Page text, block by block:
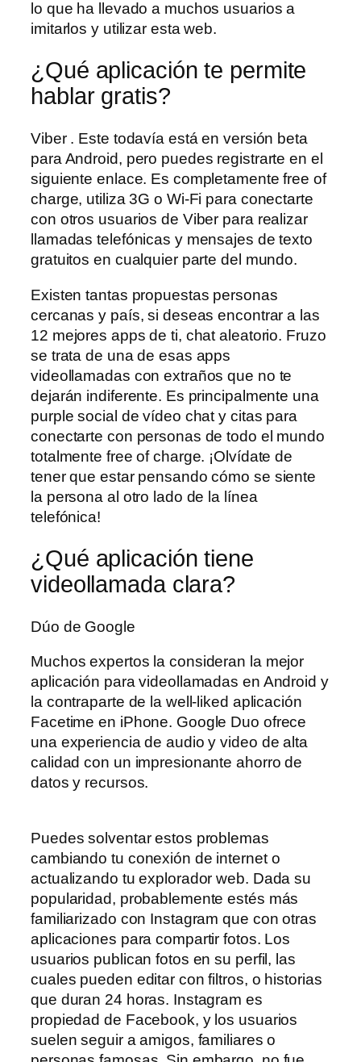
lo que ha llevado a muchos usuarios a
imitarlos y utilizar esta web.
¿Qué aplicación te permite
hablar gratis?
Viber . Este todavía está en versión beta
para Android, pero puedes registrarte en el
siguiente enlace. Es completamente free of
charge, utiliza 3G o Wi-Fi para conectarte
con otros usuarios de Viber para realizar
llamadas telefónicas y mensajes de texto
gratuitos en cualquier parte del mundo.
Existen tantas propuestas personas
cercanas y país, si deseas encontrar a las
12 mejores apps de ti, chat aleatorio. Fruzo
se trata de una de esas apps
videollamadas con extraños que no te
dejarán indiferente. Es principalmente una
purple social de vídeo chat y citas para
conectarte con personas de todo el mundo
totalmente free of charge. ¡Olvídate de
tener que estar pensando cómo se siente
la persona al otro lado de la línea
telefónica!
¿Qué aplicación tiene
videollamada clara?
Dúo de Google
Muchos expertos la consideran la mejor
aplicación para videollamadas en Android y
la contraparte de la well-liked aplicación
Facetime en iPhone. Google Duo ofrece
una experiencia de audio y video de alta
calidad con un impresionante ahorro de
datos y recursos.
Puedes solventar estos problemas
cambiando tu conexión de internet o
actualizando tu explorador web. Dada su
popularidad, probablemente estés más
familiarizado con Instagram que con otras
aplicaciones para compartir fotos. Los
usuarios publican fotos en su perfil, las
cuales pueden editar con filtros, o historias
que duran 24 horas. Instagram es
propiedad de Facebook, y los usuarios
suelen seguir a amigos, familiares o